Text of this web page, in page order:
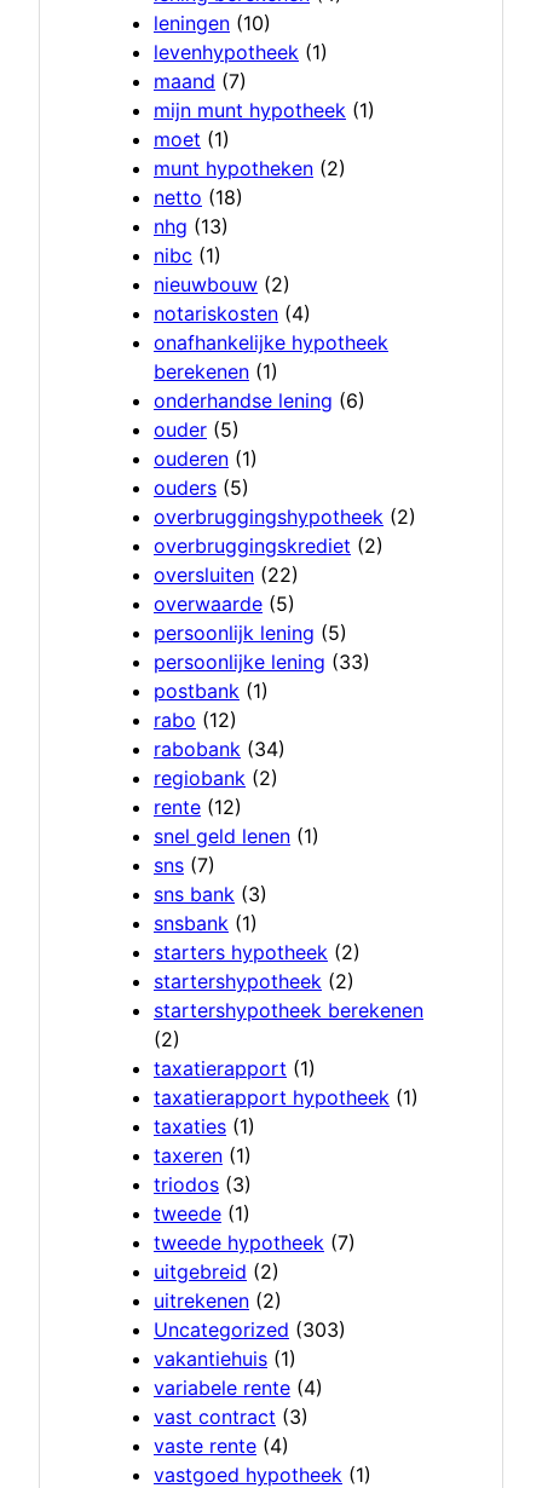
leningen (10)
levenhypotheek (1)
maand (7)
mijn munt hypotheek (1)
moet (1)
munt hypotheken (2)
netto (18)
nhg (13)
nibc (1)
nieuwbouw (2)
notariskosten (4)
onafhankelijke hypotheek
berekenen (1)
onderhandse lening (6)
ouder (5)
ouderen (1)
ouders (5)
overbruggingshypotheek (2)
overbruggingskrediet (2)
oversluiten (22)
overwaarde (5)
persoonlijk lening (5)
persoonlijke lening (33)
postbank (1)
rabo (12)
rabobank (34)
regiobank (2)
rente (12)
snel geld lenen (1)
sns (7)
sns bank (3)
snsbank (1)
starters hypotheek (2)
startershypotheek (2)
startershypotheek berekenen
(2)
taxatierapport (1)
taxatierapport hypotheek (1)
taxaties (1)
taxeren (1)
triodos (3)
tweede (1)
tweede hypotheek (7)
uitgebreid (2)
uitrekenen (2)
Uncategorized (303)
vakantiehuis (1)
variabele rente (4)
vast contract (3)
vaste rente (4)
vastgoed hypotheek (1)